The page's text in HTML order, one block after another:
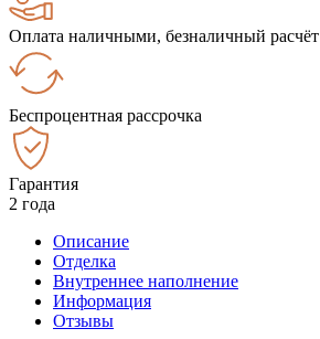
Оплата наличными, безналичный расчёт
Беспроцентная рассрочка
Гарантия
2 года
Описание
Отделка
Внутреннее наполнение
Информация
Отзывы